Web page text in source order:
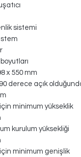
sistemi
x 550 mm
derece açık
minimum yükseklik
kurulum yüksekliği
minimum genişlik